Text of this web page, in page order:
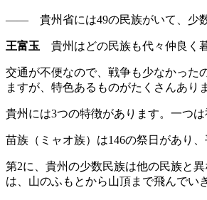
―― 貴州省には49の民族がいて、少数
王富玉 貴州はどの民族も代々仲良く
交通が不便なので、戦争も少なかった
ますが、特色あるものがたくさんあり
貴州には3つの特徴があります。一つ
苗族（ミャオ族）は146の祭日があり
第2に、貴州の少数民族は他の民族と
は、山のふもとから山頂まで飛んでい